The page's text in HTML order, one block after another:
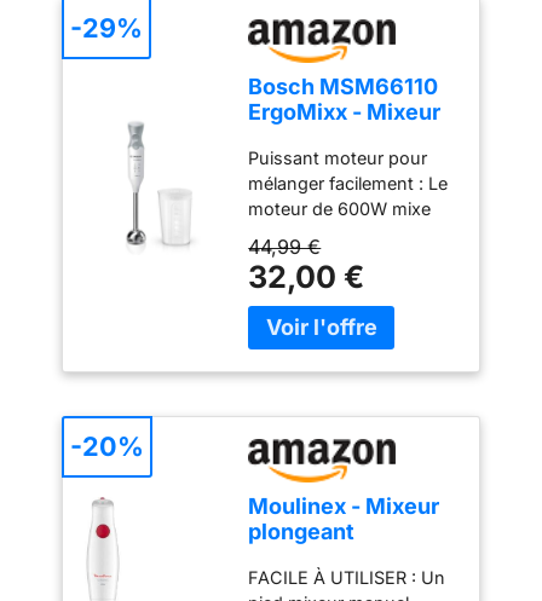
Bosch MSM66110
ErgoMixx - Mixeur
vitesses
Puissant moteur pour
mélanger facilement : Le
moteur de 600W mixe
ingrédients les plus durs
; préparez de
nombreuses recettes
grâce à une large gamme
vitesses et bouton turbo
pour un mixage optimal ;
ajustez facilement la
puissance pour un
résultat exceptionnel,
tout en utilisant une
seule main Mixage
pratique et efficace : Le
44,99 €
32,00 €
-29%
Moulinex - Mixeur
plongeant
Mixage rapide -
FACILE À UTILISER : Un
-20%